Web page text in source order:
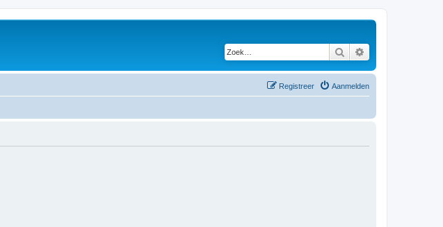
Zoek
Aanmelden
Registreer